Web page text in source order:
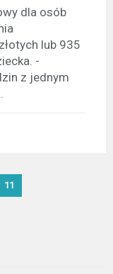
dla osób
lub 935
-
z jednym
11